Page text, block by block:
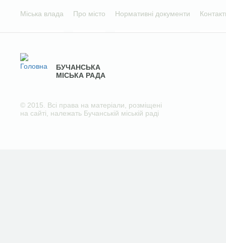
Міська влада Про місто Нормативні документи
БУЧАНСЬКА
МІСЬКА РАДА
© 2015. Всі права на матеріали, розміщені
на сайті, належать Бучанській міській раді